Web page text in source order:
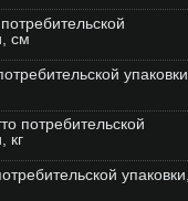
см
упаковки,
потребительской
кг
упаковки,